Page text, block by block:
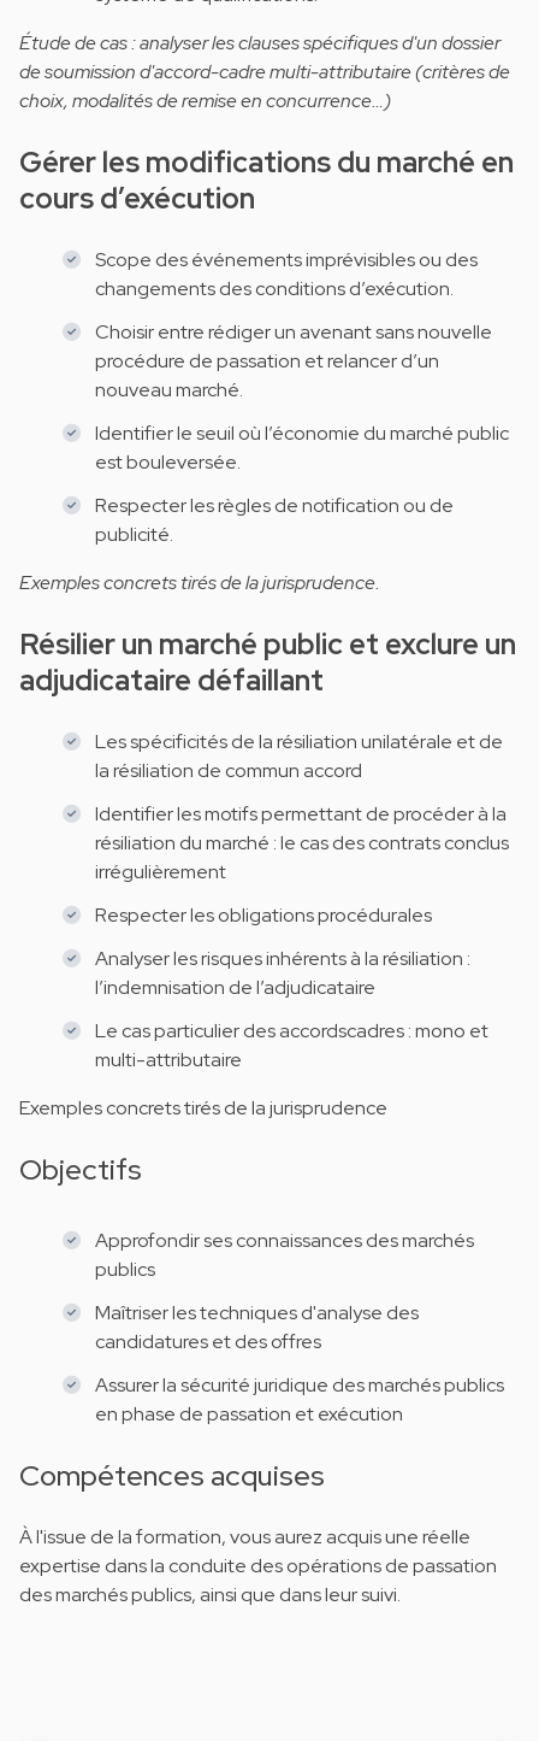
Étude de cas : analyser les clauses spécifiques d'un dossier
de soumission d'accord-cadre multi-attributaire (critères de
choix, modalités de remise en concurrence…)
Gérer les modifications du marché en
cours d’exécution
Scope des événements imprévisibles ou des
changements des conditions d’exécution.
Choisir entre rédiger un avenant sans nouvelle
procédure de passation et relancer d’un
nouveau marché.
Identifier le seuil où l’économie du marché public
est bouleversée.
Respecter les règles de notification ou de
publicité.
Exemples concrets tirés de la jurisprudence.
Résilier un marché public et exclure un
adjudicataire défaillant
Les spécificités de la résiliation unilatérale et de
la résiliation de commun accord
Identifier les motifs permettant de procéder à la
résiliation du marché : le cas des contrats conclus
irrégulièrement
Respecter les obligations procédurales
Analyser les risques inhérents à la résiliation :
l’indemnisation de l’adjudicataire
Le cas particulier des accordscadres : mono et
multi-attributaire
Exemples concrets tirés de la jurisprudence
Objectifs
Approfondir ses connaissances des marchés
publics
Maîtriser les techniques d'analyse des
candidatures et des offres
Assurer la sécurité juridique des marchés publics
en phase de passation et exécution
Compétences acquises
À l'issue de la formation, vous aurez acquis une réelle
expertise dans la conduite des opérations de passation
des marchés publics, ainsi que dans leur suivi.